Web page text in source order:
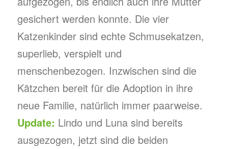
gesichert werden konnte. Die vier
Katzenkinder sind echte Schmusekatzen,
superlieb, verspielt und
menschenbezogen. Inzwischen sind die
Kätzchen bereit für die Adoption in ihre
neue Familie, natürlich immer paarweise.
Update: Lindo und Luna sind bereits
ausgezogen, jetzt sind die beiden